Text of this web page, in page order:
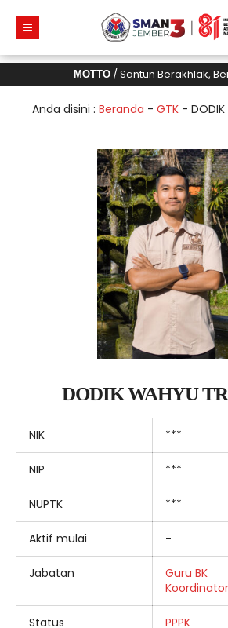
MOTTO/ Santun Berakhlak,
Anda disini : Beranda - GTK - DODIK
DODIK WAHYU
NIK ***
NIP ***
NUPTK ***
Aktif mulai -
Jabatan
Guru BK
Status PPPK